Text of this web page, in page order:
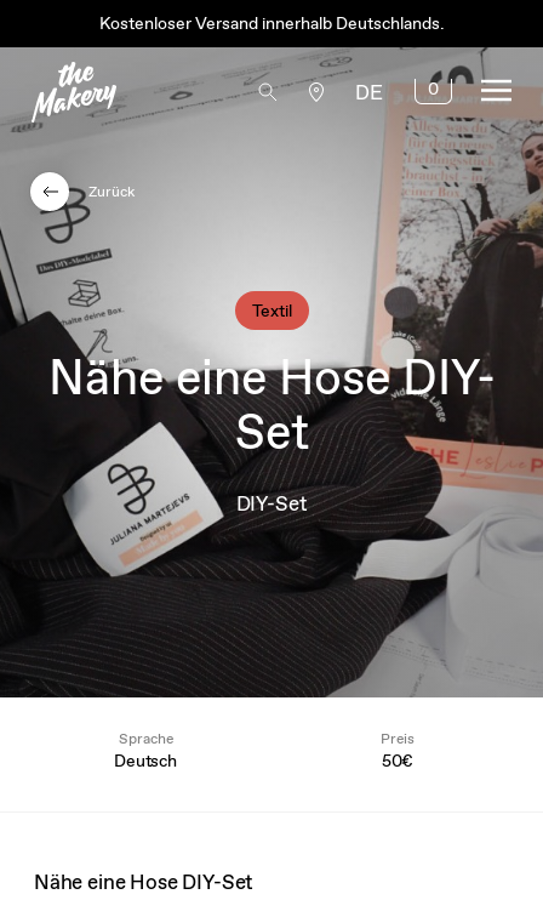
Kostenloser Versand innerhalb Deutschlands.
DE 0
Textil
Nähe eine Hose DIY-
Set
DIY-Set
Zurück
Sprache
Deutsch
Preis
50€
Nähe eine Hose DIY-Set